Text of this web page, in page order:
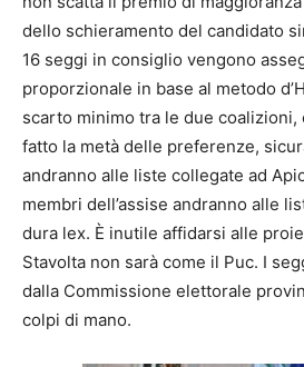
dello schieramento del candidato
16 seggi in consiglio vengono
proporzionale in base al metodo
scarto minimo tra le due coalizioni,
fatto la metà delle preferenze,
andranno alle liste collegate ad
membri dell’assise andranno alle
dura lex. È inutile affidarsi alle
Stavolta non sarà come il Puc. I
dalla Commissione elettorale
colpi di mano.